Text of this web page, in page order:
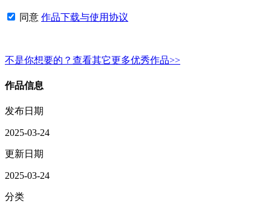
同意 作品下载与使用协议
不是你想要的？查看其它更多优秀作品>>
作品信息
发布日期
2025-03-24
更新日期
2025-03-24
分类